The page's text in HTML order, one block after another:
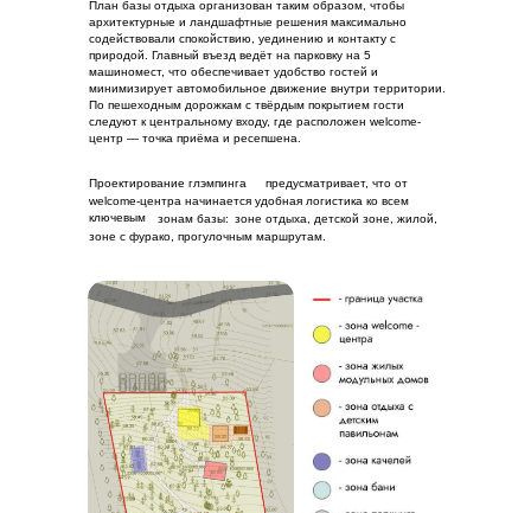
План базы отдыха организован таким образом, чтобы
архитектурные и ландшафтные решения максимально
содействовали спокойствию, уединению и контакту с
природой. Главный въезд ведёт на парковку на 5
машиномест, что обеспечивает удобство гостей и
минимизирует автомобильное движение внутри территории.
По пешеходным дорожкам с твёрдым покрытием гости
следуют к центральному входу, где расположен welcome-
центр — точка приёма и ресепшена.
зонам базы: зоне отдыха, детской зоне, жилой,
зоне с фурако, прогулочным маршрутам.
welcome-центра начинается удобная логистика ко всем
ключевым
предусматривает, что от
Проектирование глэмпинга